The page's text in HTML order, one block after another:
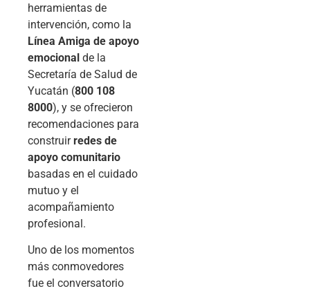
herramientas de
intervención, como la
Línea Amiga de apoyo
emocional de la
Secretaría de Salud de
Yucatán (800 108
8000), y se ofrecieron
recomendaciones para
construirredes de
apoyo comunitario
basadas en el cuidado
mutuo y el
acompañamiento
profesional.
Uno de los momentos
más conmovedores
fue el conversatorio